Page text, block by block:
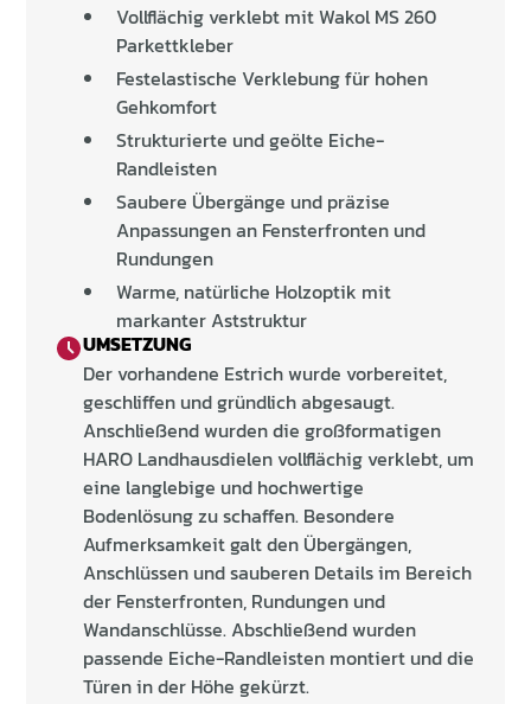
Vollflächig verklebt mit Wakol MS 260
Parkettkleber
Festelastische Verklebung für hohen
Gehkomfort
Strukturierte und geölte Eiche-
Randleisten
Saubere Übergänge und präzise
Anpassungen an Fensterfronten und
Rundungen
Warme, natürliche Holzoptik mit
markanter Aststruktur
UMSETZUNG
Der vorhandene Estrich wurde vorbereitet,
geschliffen und gründlich abgesaugt.
Anschließend wurden die großformatigen
HARO Landhausdielen vollflächig verklebt, um
eine langlebige und hochwertige
Bodenlösung zu schaffen. Besondere
Aufmerksamkeit galt den Übergängen,
Anschlüssen und sauberen Details im Bereich
der Fensterfronten, Rundungen und
Wandanschlüsse. Abschließend wurden
passende Eiche-Randleisten montiert und die
Türen in der Höhe gekürzt.